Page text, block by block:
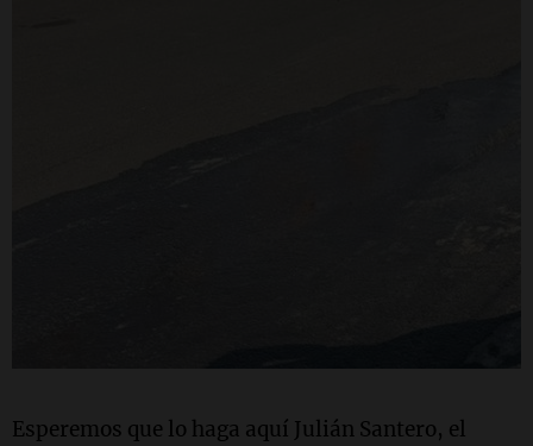
Esperemos que lo haga aquí Julián Santero, el